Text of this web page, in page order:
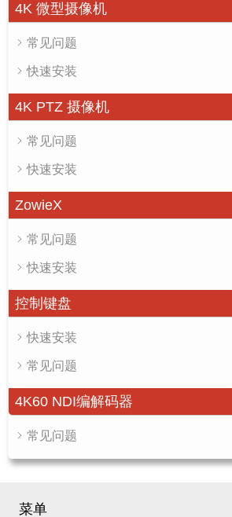
4K 微型摄像机
常见问题
快速安装
4K PTZ 摄像机
常见问题
快速安装
ZowieX
常见问题
快速安装
控制键盘
快速安装
常见问题
4K60 NDI编解码器
常见问题
菜单